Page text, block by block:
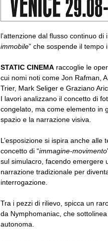
l’attenzione dal flusso continuo
immobile” che sospende il tempo
STATIC CINEMA raccoglie le
cui nomi noti come Jon Rafman,
Trier, Mark Seliger e Graziano
I lavori analizzano il concetto di
congelato, ma come elemento in
spazio e la narrazione visiva.
L’esposizione si ispira anche alle
concetto di “immagine-movimento
sul simulacro, facendo emergere
narrazione tradizionale per
interrogazione.
Tra i pezzi di rilievo, spicca un
da Nymphomaniac, che
autonoma.